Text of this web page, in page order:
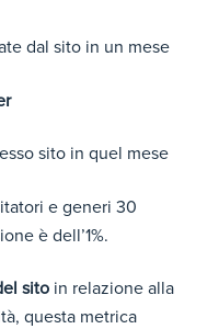
dal sito in un mese
sito in quel mese
e generi 30
è dell’1%.
sito in relazione alla
questa metrica